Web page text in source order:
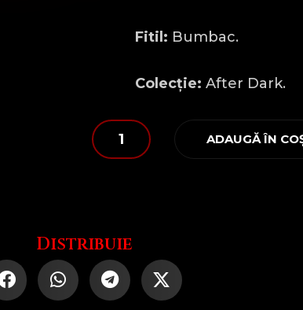
Fitil: Bumbac.
Colecție: After Dark.
Cantitate
Mental
ADAUGĂ ÎN
Distribuie